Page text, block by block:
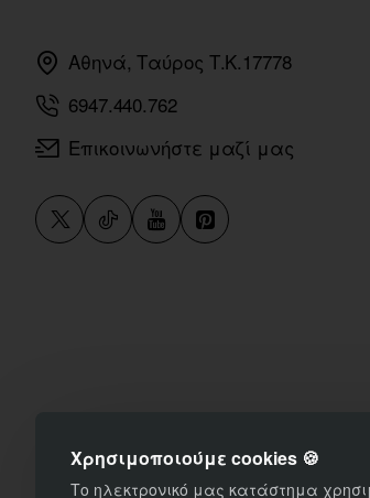
Χρησιμοποιούμε cookies 🍪
Το ηλεκτρονικό μας κατάστημα
Αθηνά, Ταύρος Τ.Κ.17778
6947.440.762
Επικοινωνήστε μαζί μας